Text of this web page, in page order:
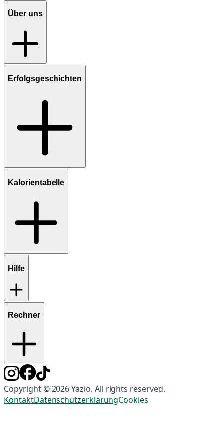
Über uns
Erfolgsgeschichten
Kalorientabelle
Hilfe
Rechner
Copyright © 2026 Yazio. All rights reserved.
KontaktDatenschutzerklärungCookies